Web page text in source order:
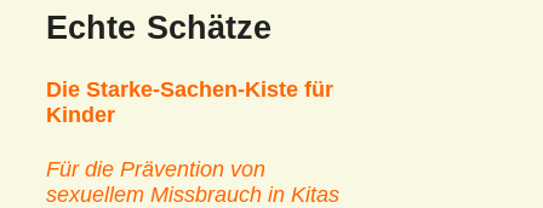
Echte Schätze
Die Starke-Sachen-Kiste für
Kinder
Für die Prävention von
sexuellem Missbrauch in Kitas